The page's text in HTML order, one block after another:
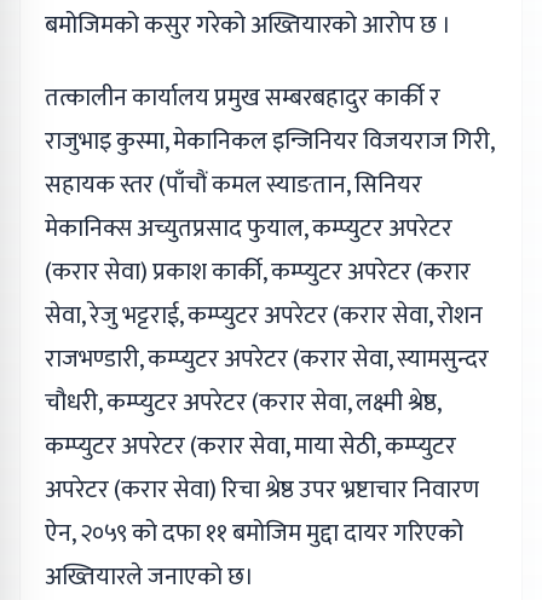
बमोजिमको कसुर गरेको अख्तियारको आरोप छ ।
तत्कालीन कार्यालय प्रमुख सम्बरबहादुर कार्की र
राजुभाइ कुस्मा, मेकानिकल इन्जिनियर विजयराज गिरी,
सहायक स्तर (पाँचौं कमल स्याङतान, सिनियर
मेकानिक्स अच्युतप्रसाद फुयाल, कम्प्युटर अपरेटर
(करार सेवा) प्रकाश कार्की, कम्प्युटर अपरेटर (करार
सेवा, रेजु भट्टराई, कम्प्युटर अपरेटर (करार सेवा, रोशन
राजभण्डारी, कम्प्युटर अपरेटर (करार सेवा, स्यामसुन्दर
चौधरी, कम्प्युटर अपरेटर (करार सेवा, लक्ष्मी श्रेष्ठ,
कम्प्युटर अपरेटर (करार सेवा, माया सेठी, कम्प्युटर
अपरेटर (करार सेवा) रिचा श्रेष्ठ उपर भ्रष्टाचार निवारण
ऐन, २०५९ को दफा ११ बमोजिम मुद्दा दायर गरिएको
अख्तियारले जनाएको छ।